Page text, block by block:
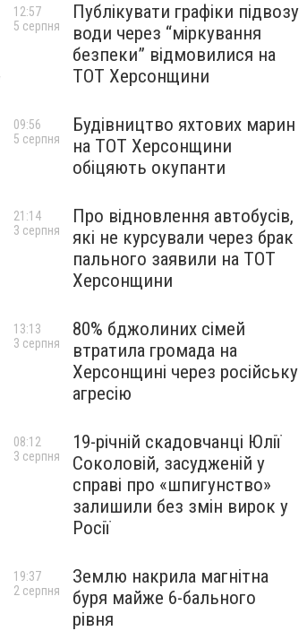
Публікувати графіки підвозу
води через “міркування
безпеки” відмовилися на
ТОТ Херсонщини
12:57
5 серпня
Будівництво яхтових марин
на ТОТ Херсонщини
обіцяють окупанти
09:56
5 серпня
Про відновлення автобусів,
які не курсували через брак
пального заявили на ТОТ
Херсонщини
21:14
3 серпня
80% бджолиних сімей
втратила громада на
Херсонщині через російську
агресію
13:13
3 серпня
19-річній скадовчанці Юлії
Соколовій, засудженій у
справі про «шпигунство»
залишили без змін вирок у
Росії
08:12
3 серпня
Землю накрила магнітна
буря майже 6-бального
рівня
19:37
2 серпня